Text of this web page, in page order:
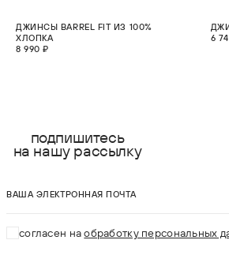
S
ДЖИНСЫ BARREL FIT ИЗ 100%
ХЛОПКА
8 990 ₽
6
подпишитесь
на нашу рассылку
согласен наобработку персональных